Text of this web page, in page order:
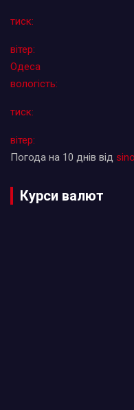
тиск:
вітер:
Одеса
вологість:
тиск:
вітер:
Погода на 10 днів від
Курси валют